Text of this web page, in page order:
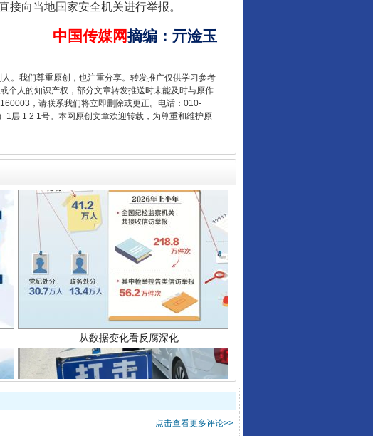
向当地国家安全机关进行举报。
中国传媒网摘编 ： 亓淦玉
。我们尊重原创，也注重分享。转发推广仅供学习参考
个人的知识产权，部分文章转发推送时未能及时与原作
，请联系我们将立即删除或更正。电话：010-
层 1 2 1号。本网原创文章欢迎转载，为尊重和维护原
从数据变化看反腐深化
酒驾未被当场查获能处罚吗
点击查看更多评论>>